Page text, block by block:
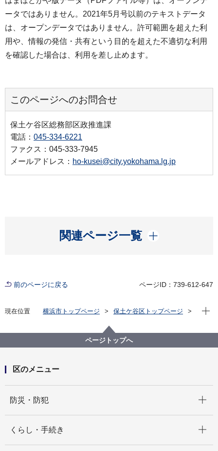
ータではありません。2021年5月号以前のテキストデータ
は、オープンデータではありません。許可範囲を超えた利
用や、情報の発信・共有という目的を超えた不適切な利用
を確認した場合は、利用を差し止めます。
このページへのお問合せ
保土ケ谷区総務部区政推進課
電話： 045-334-6221
ファクス：045-333-7945
メールアドレス： ho-kusei@city.yokohama.lg.jp
関連ページ一覧
開く
前のページに戻る ページID：739-612-647
現在位置 横浜市トップページ
保土ケ谷区トップページ
広報よこはま ほどがや区版
令和4年（2022年）分
2022年7月号
現在
ページトップへ
区のメニュー
防災・防犯
くらし・手続き